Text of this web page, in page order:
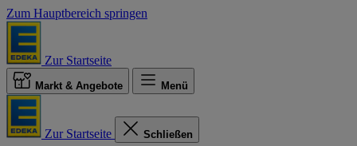
Zum Hauptbereich springen
Zur Startseite
Markt & Angebote Menü
Zur Startseite Schließen